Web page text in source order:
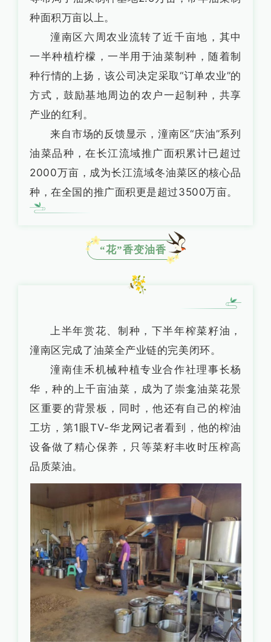
种面积万亩以上。
潼南区六周农业流转了近千亩地，其中
一半种植柠檬，一半用于油菜制种，随着制
种行情的上扬，该公司决定采取“订单农业”的
方式，鼓励基地周边的农户一起制种，共享
产业的红利。
来自市场的反馈显示，潼南区“庆油”系列
油菜品种，在长江流域推广面积累计已超过
2000万亩，成为长江流域冬油菜区的核心品
种，在全国的推广面积更是超过3500万亩。
“花”香变油香
上半年赏花、制种，下半年榨菜籽油，
潼南区完成了油菜全产业链的完美闭环。
潼南佳禾机械种植专业合作社理事长杨
华，种的上千亩油菜，成为了崇龛油菜花景
区重要的背景板，同时，他还有自己的榨油
工坊，第1眼TV-华龙网记者看到，他的榨油
设备做了精心保养，只等菜籽丰收时压榨高
品质菜油。